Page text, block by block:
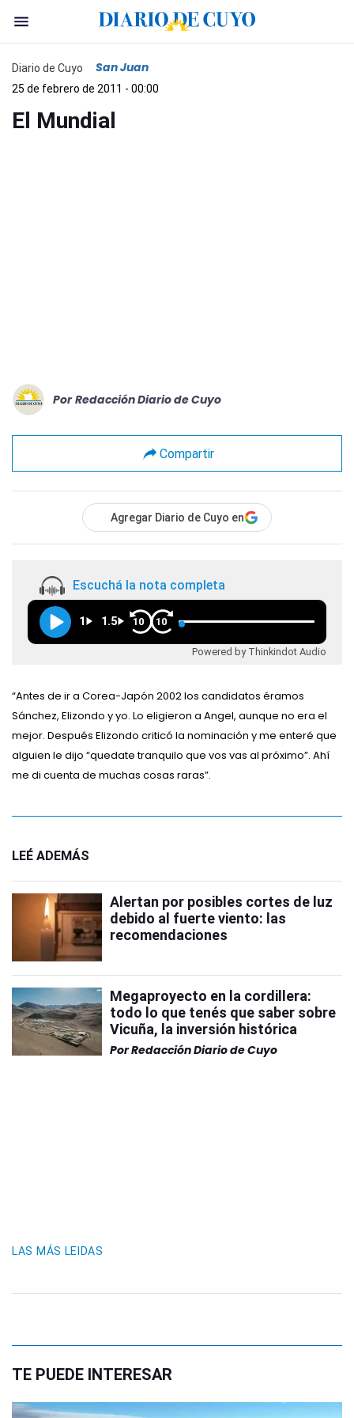
Diario de Cuyo San Juan
25 de febrero de 2011 - 00:00
El Mundial
Por Redacción Diario de Cuyo
Compartir
Agregar Diario de Cuyo en
Escuchá la nota completa
1 1.5 10 10
Powered by Thinkindot Audio
“Antes de ir a Corea-Japón 2002 los candidatos éramos
Sánchez, Elizondo y yo. Lo eligieron a Angel, aunque no era el
mejor. Después Elizondo criticó la nominación y me enteré que
alguien le dijo “quedate tranquilo que vos vas al próximo”. Ahí
me di cuenta de muchas cosas raras”.
LEÉ ADEMÁS
Alertan por posibles cortes de luz
debido al fuerte viento: las
recomendaciones
Megaproyecto en la cordillera:
todo lo que tenés que saber sobre
Vicuña, la inversión histórica
PorRedacción Diario de Cuyo
LAS MÁS LEIDAS
TE PUEDE INTERESAR